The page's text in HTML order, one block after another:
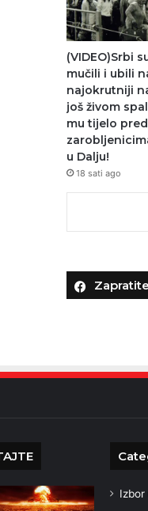
(VIDEO)Srbi
mučili i ubili
najokrutniji
još živom
mu tijelo
u Dalju!
18 sati ago
Izbor